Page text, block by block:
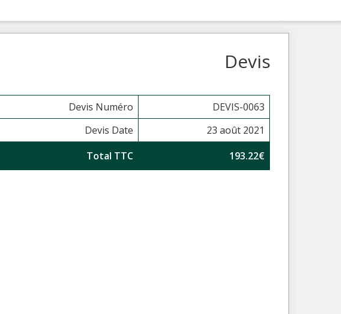
Devis
Devis Numéro
DEVIS-0063
Devis Date
23 août 2021
Total TTC
193.22€